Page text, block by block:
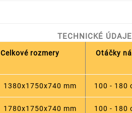
TECHNICKÉ
Celkové rozmery Otáčky
1380x1750x740 mm 100 - 180
1780x1750x740 mm 100 - 180